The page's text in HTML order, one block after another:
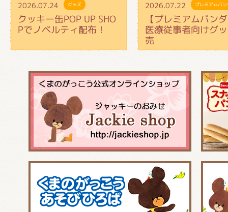
2026.07.24 グッズ
クッキー缶POP UP SHO
Pでノベルティ配布！
2026.07.22 プレミアムバ
【プレミアムバン
医療従事者向けグ
売